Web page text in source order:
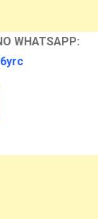
WHATSAPP: